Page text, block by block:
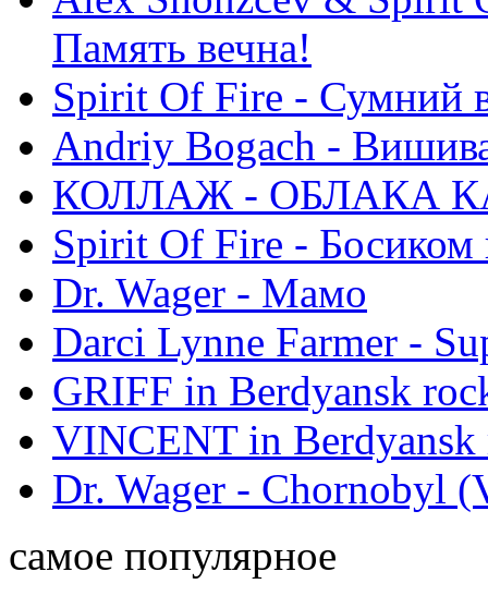
Память вечна!
Spirit Of Fire - Сумний
Andriy Bogach -
КОЛЛАЖ - ОБЛАКА
Spirit Of Fire - Босиком
Dr. Wager - Мамо
Darci Lynne Farmer -
GRIFF in Berdyansk
VINCENT in
Dr. Wager - Chornobyl
самое популярное